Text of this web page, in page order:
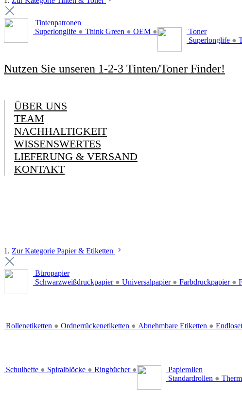
Tintenpatronen
Superlonglife ● Think Green ● OEM ●
Toner
Superlonglife ●
Nutzen Sie unseren 1-2-3 Tinten/Toner Finder!
ÜBER UNS
TEAM
NACHHALTIGKEIT
WISSENSWERTES
LIEFERUNG & VERSAND
KONTAKT
1. Zur Kategorie Papier & Etiketten
Büropapier
Schwarzweißdruckpapier ● Universalpapier ● Farbdruckpapier ●
Rollenetiketten ● Ordnerrückenetiketten ● Abnehmbare Etiketten ●
Schulhefte ● Spiralblöcke ● Ringbücher ●
Papierollen
Standardrollen ●